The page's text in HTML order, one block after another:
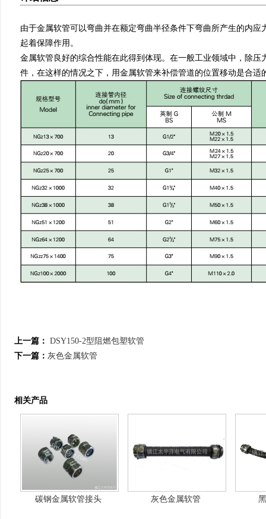
由于金属软管可以弯曲并在额定弯曲半径条件下弯曲所产生的内
起着保障作用。
金属软管良好的综合性能在此得到体现。在一般工业领域中，除
件，在这样的情况之下，用金属软管来补偿管道的位置移动是合适
上一篇： DSY150-2型阻燃包塑软管
下一篇： 灰色金属软管
相关产品
碳钢金属软管接头 灰色金属软管